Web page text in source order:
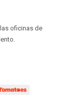
oficinas de